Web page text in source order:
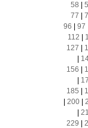
58
77
96
97
112
127
156
185
200|
229